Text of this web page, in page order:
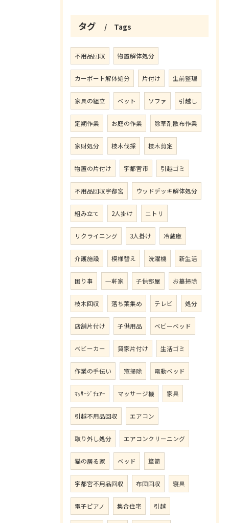
タグ Tags
不用品回収 物置解体処分
カーポート解体処分 片付け 生前整理
家具の組立 ベット ソファ 引越し
定期作業 お庭の作業 除草剤散布作業
家財処分 枝木伐採 枝木剪定
物置の片付け 宇都宮市 引越ゴミ
不用品回収宇都宮 ウッドデッキ解体処分
組み立て 2人掛け ニトリ
リクライニング 3人掛け 冷蔵庫
介護施設 模様替え 洗濯機 新生活
困り事 一軒家 子供部屋 お墓掃除
枝木回収 落ち葉集め テレビ 処分
店舗片付け 子供用品 ベビーベッド
ベビーカー 貸家片付け 生活ゴミ
作業の手伝い 窓掃除 電動ベッド
ﾏｯｻｰｼﾞﾁｪｱｰ マッサージ機 家具
引越不用品回収 エアコン
取り外し処分 エアコンクリーニング
猫の居る家 ベッド 箪笥
宇都宮不用品回収 布団回収 寝具
電子ピアノ 集合住宅 引越